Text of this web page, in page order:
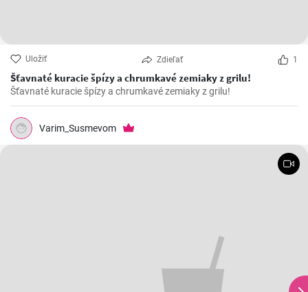
Uložiť Zdieľať 1
Šťavnaté kuracie špízy a chrumkavé zemiaky z grilu!
Šťavnaté kuracie špízy a chrumkavé zemiaky z grilu!
Varim_Susmevom